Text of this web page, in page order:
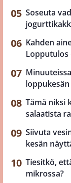
Soseuta
Kahden
Lopputulos
Tämä niksi
salaatista
Siivuta
kesän
Tiesitkö,
mikrossa?